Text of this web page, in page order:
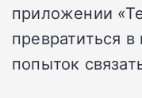
приложении
превратиться
попыток